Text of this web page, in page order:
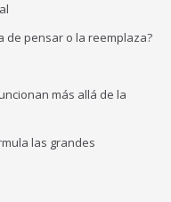
de pensar o la reemplaza?
más allá de la
las grandes